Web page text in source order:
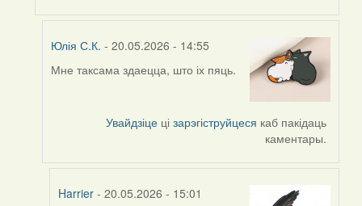
nataly.d
Юлія С.К. - 20.05.2026 - 14:55
In
Мне таксама здаецца, што іх пяць.
Увайдзіце цізарэгіструйцеся каб пакідаць
каментары.
Harrier - 20.05.2026 - 15:01